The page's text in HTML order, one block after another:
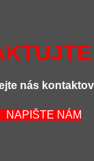
nás
NAPIŠTE NÁM